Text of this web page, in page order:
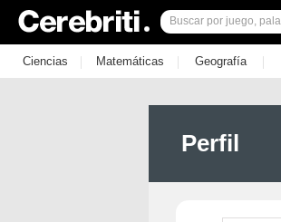
Ciencias | Matemáticas | Geografía |
Perfil